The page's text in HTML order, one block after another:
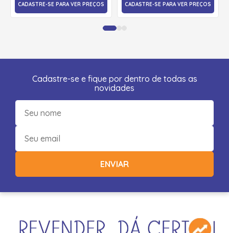
CADASTRE-SE PARA VER PREÇOS CADASTRE-SE PARA VER PREÇOS
Cadastre-se e fique por dentro de todas as
novidades
ENVIAR